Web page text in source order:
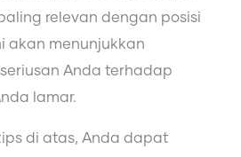
relevan dengan posisi
akan menunjukkan
Anda terhadap
lamar.
di atas, Anda dapat